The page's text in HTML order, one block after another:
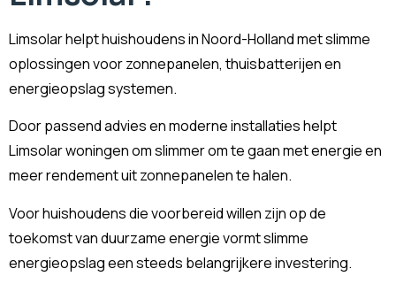
Limsolar helpt huishoudens in Noord-Holland met slimme
oplossingen voor zonnepanelen, thuisbatterijen en
energieopslag systemen.
Door passend advies en moderne installaties helpt
Limsolar woningen om slimmer om te gaan met energie en
meer rendement uit zonnepanelen te halen.
Voor huishoudens die voorbereid willen zijn op de
toekomst van duurzame energie vormt slimme
energieopslag een steeds belangrijkere investering.